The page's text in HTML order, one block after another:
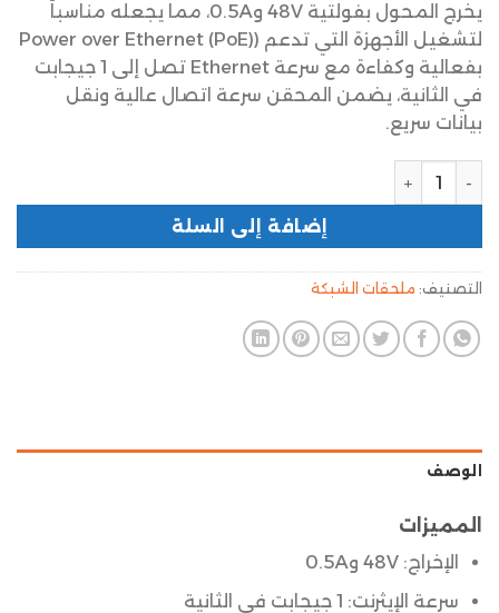
يخرج المحول بفولتية 48V و0.5A، مما يجعله مناسباً
لتشغيل الأجهزة التي تدعم (Power over Ethernet (PoE)
بفعالية وكفاءة مع سرعة Ethernet تصل إلى 1 جيجابت
في الثانية، يضمن المحقن سرعة اتصال عالية ونقل
بيانات سريع.
إضافة إلى السلة
التصنيف: ملحقات الشبكة
الوصف
المميزات
الإخراج: 48V و0.5A
سرعة الإيثرنت: 1 جيجابت في الثانية